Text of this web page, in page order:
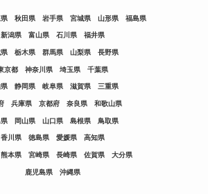
秋田県 岩手県 宮城県 山形県 福島県
新潟県 富山県 石川県 福井県
栃木県 群馬県 山梨県 長野県
京都 神奈川県 埼玉県 千葉県
静岡県 岐阜県 滋賀県 三重県
兵庫県 京都府 奈良県 和歌山県
岡山県 山口県 島根県 鳥取県
香川県 徳島県 愛媛県 高知県
熊本県 宮崎県 長崎県 佐賀県 大分県
鹿児島県 沖縄県